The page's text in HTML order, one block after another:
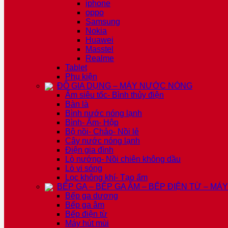
iphone
oppo
Samsung
Nokia
Huawei
Masstel
Realme
Tablet
Phụ kiện
ĐỒ GIA DỤNG – MÁY NƯỚC NÓNG
Ấm siêu tốc- Bình thủy điện
Bàn là
Bình nước nóng lạnh
Bình- Ấm- Hộp
Bộ nồi- Chảo- Nồi lẻ
Cây nước nóng lạnh
Điện gia đình
Lò nướng- Nồi chiên không dầu
Lò vi sóng
Lọc không khí- Tạo ẩm
BẾP GA – BẾP GA ÂM – BẾP ĐIỆN TỪ – MÁY
Bếp ga dương
Bếp ga âm
Bếp điện từ
Máy hút mùi